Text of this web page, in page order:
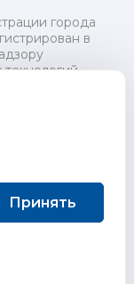
города
в
24 июля
ФС77-73321
округа "Город
Е.А.
85-85
18+
Принять